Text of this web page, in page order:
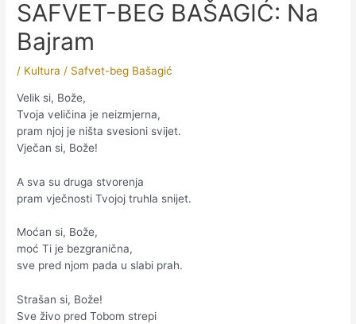
SAFVET-BEG BAŠAGIĆ: Na
Bajram
/ Kultura / Safvet-beg Bašagić
Velik si, Bože,
Tvoja veličina je neizmjerna,
pram njoj je ništa svesioni svijet.
Vječan si, Bože!
A sva su druga stvorenja
pram vječnosti Tvojoj truhla snijet.
Moćan si, Bože,
moć Ti je bezgranična,
sve pred njom pada u slabi prah.
Strašan si, Bože!
Sve živo pred Tobom strepi